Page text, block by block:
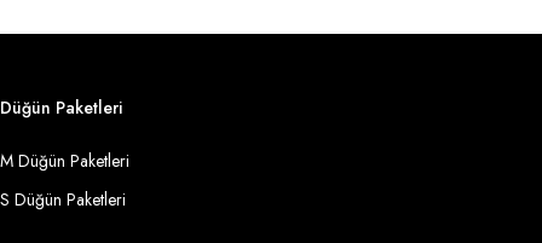
Düğün Paketleri
M Düğün Paketleri
S Düğün Paketleri